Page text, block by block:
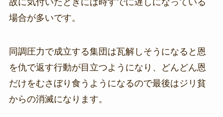
故に気付いたときには時すでに遅しになっている
場合が多いです。
同調圧力で成立する集団は瓦解しそうになると恩
を仇で返す行動が目立つようになり、どんどん恩
だけをむさぼり食うようになるので最後はジリ貧
からの消滅になります。